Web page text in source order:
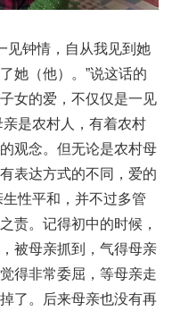
见钟情，自从我见到她
她（他）。”说这话的
女的爱，不仅仅是一见
是农村人，有着农村
观念。但无论是农村母
表达方式的不同，爱的
性平和，并不过多管
责。记得初中的时候，
被母亲抓到，气得母亲
得非常委屈，等母亲走
了。后来母亲也没有再